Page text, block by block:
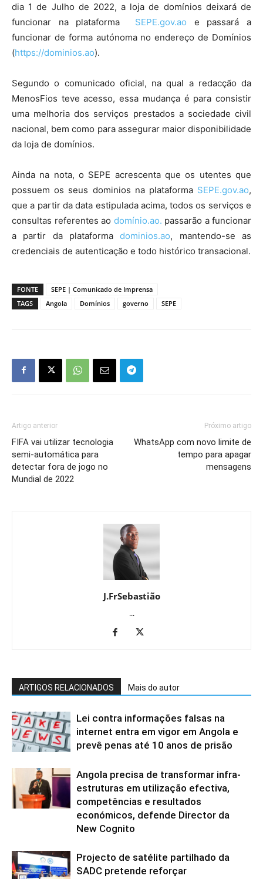
dia 1 de Julho de 2022, a loja de domínios deixará de
funcionar na plataforma SEPE.gov.ao e passará a
funcionar de forma autónoma no endereço de Domínios
(https://dominios.ao).
Segundo o comunicado oficial, na qual a redacção da
MenosFios teve acesso, essa mudança é para consistir
uma melhoria dos serviços prestados a sociedade civil
nacional, bem como para assegurar maior disponibilidade
da loja de domínios.
Ainda na nota, o SEPE acrescenta que os utentes que
possuem os seus dominios na plataforma SEPE.gov.ao,
que a partir da data estipulada acima, todos os serviços e
consultas referentes ao domínio.ao. passarão a funcionar
a partir da plataformadominios.ao, mantendo-se as
credenciais de autenticação e todo histórico transacional.
FONTE
SEPE | Comunicado de Imprensa
TAGS
Angola Domínios governo SEPE
Artigo anterior
FIFA vai utilizar tecnologia
semi-automática para
detectar fora de jogo no
Mundial de 2022
Próximo artigo
WhatsApp com novo limite de
tempo para apagar
mensagens
J.FrSebastião
...
ARTIGOS RELACIONADOS Mais do autor
Lei contra informações falsas na
internet entra em vigor em Angola e
prevê penas até 10 anos de prisão
Angola precisa de transformar infra-
estruturas em utilização efectiva,
competências e resultados
económicos, defende Director da
New Cognito
Projecto de satélite partilhado da
SADC pretende reforçar